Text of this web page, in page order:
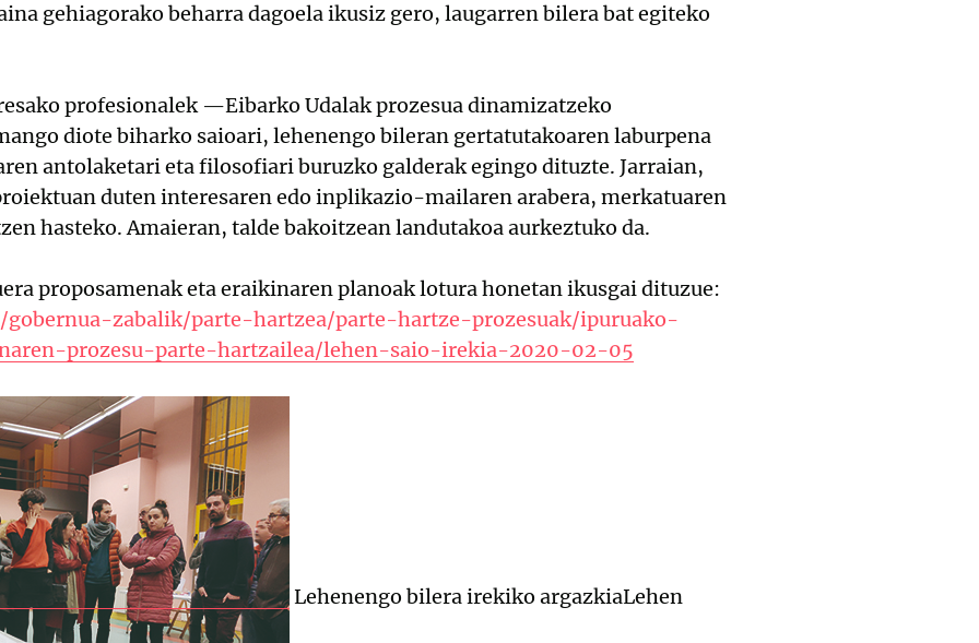
gehiagorako beharra dagoela ikusiz gero, laugarren bilera bat egiteko
profesionalek —Eibarko Udalak prozesua dinamizatzeko
diote biharko saioari, lehenengo bileran gertatutakoaren laburpena
antolaketari eta filosofiari buruzko galderak egingo dituzte. Jarraian,
duten interesaren edo inplikazio-mailaren arabera, merkatuaren
hasteko. Amaieran, talde bakoitzean landutakoa aurkeztuko da.
proposamenak eta eraikinaren planoak lotura honetan ikusgai dituzue:
gobernua-zabalik/parte-hartzea/parte-hartze-prozesuak/ipuruako-
prozesu-parte-hartzailea/lehen-saio-irekia-2020-02-05
Lehenengo bilera irekiko argazkiaLehen